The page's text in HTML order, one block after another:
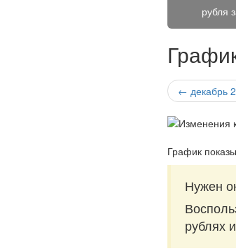
рубля
← декабрь
График
Нужен
рублях